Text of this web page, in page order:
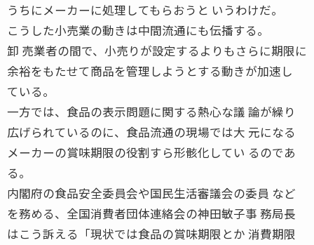
うちにメーカーに処理してもらおうと いうわけだ。
こうした小売業の動きは中間流通にも伝播する。
卸 売業者の間で、小売りが設定するよりもさらに期限に
余裕をもたせて商品を管理しようとする動きが加速し
ている。
一方では、食品の表示問題に関する熱心な議 論が繰り
広げられているのに、食品流通の現場では大 元になる
メーカーの賞味期限の役割すら形骸化してい るのであ
る。
内閣府の食品安全委員会や国民生活審議会の委員 など
を務める、全国消費者団体連絡会の神田敏子事 務局長
はこう訴える「現状では食品の賞味期限とか 消費期限